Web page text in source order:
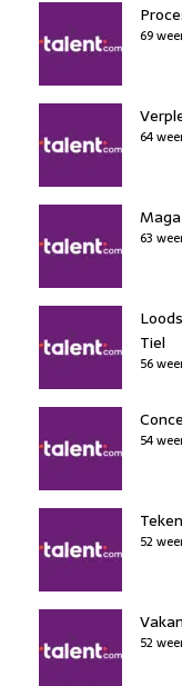
69
64
63
Tiel
56
54
52
52